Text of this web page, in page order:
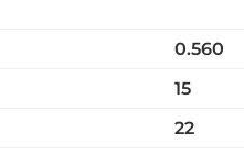
0.560
15
22